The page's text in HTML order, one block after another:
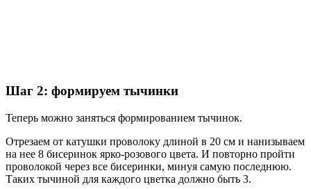
Шаг 2: формируем тычинки
Теперь можно заняться формированием тычинок.
Отрезаем от катушки проволоку длиной в 20 см и нанизываем
на нее 8 бисеринок ярко-розового цвета. И повторно пройти
проволокой через все бисеринки, минуя самую последнюю.
Таких тычиной для каждого цветка должно быть 3.